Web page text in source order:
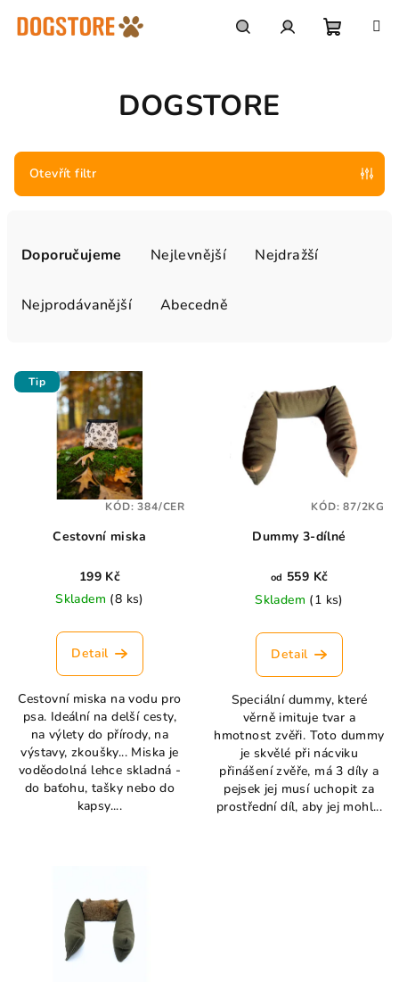
DOGSTORE
Otevřít filtr
p
Doporučujeme Nejlevnější Nejdražší
Nejprodávanější Abecedně
V
ý
Tip
Cestovní miska
199 Kč
Skladem (8 ks)
Detail
Cestovní miska na vodu pro
psa. Ideální na delší cesty,
na výlety do přírody, na
výstavy, zkoušky... Miska je
voděodolná lehce skladná -
do baťohu, tašky nebo do
kapsy....
KÓD:384/CER
Dummy 3-dílné
od 559 Kč
Skladem (1 ks)
Detail
Speciální dummy, které
věrně imituje tvar a
hmotnost zvěři. Toto dummy
je skvělé při nácviku
přinášení zvěře, má 3 díly a
pejsek jej musí uchopit za
prostřední díl, aby jej mohl...
KÓD:87/2KG